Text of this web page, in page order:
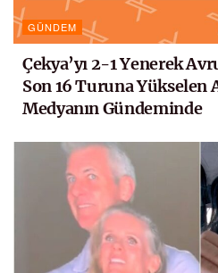
GÜNDEM
Çekya’yı 2-1 Yenerek
Son 16 Turuna Yükselen
Medyanın Gündeminde